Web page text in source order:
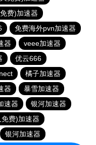
费)加速器
免费海外pvn加速器
器
veee加速器
优云666
橘子加速器
器
暴雪加速器
速器
银河加速器
费)加速器
银河加速器